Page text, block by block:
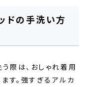
ドの手洗い方
際は、おしゃれ着用
す。強すぎるアルカ